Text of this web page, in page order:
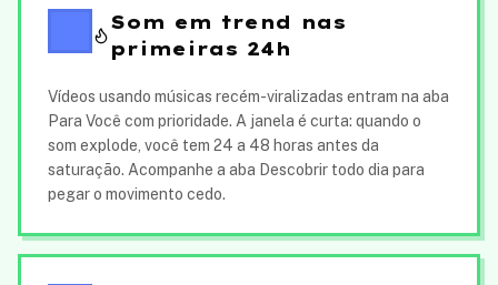
Som em trend nas
primeiras 24h
Vídeos usando músicas recém-viralizadas entram na aba
Para Você com prioridade. A janela é curta: quando o
som explode, você tem 24 a 48 horas antes da
saturação. Acompanhe a aba Descobrir todo dia para
pegar o movimento cedo.